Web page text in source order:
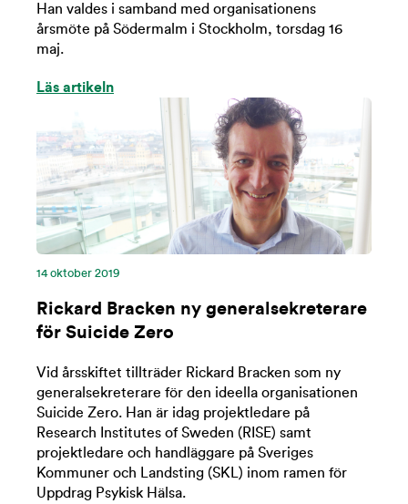
Han valdes i samband med organisationens
årsmöte på Södermalm i Stockholm, torsdag 16
maj.
Läs artikeln
14 oktober 2019
Rickard Bracken ny generalsekreterare
för Suicide Zero
Vid årsskiftet tillträder Rickard Bracken som ny
generalsekreterare för den ideella organisationen
Suicide Zero. Han är idag projektledare på
Research Institutes of Sweden (RISE) samt
projektledare och handläggare på Sveriges
Kommuner och Landsting (SKL) inom ramen för
Uppdrag Psykisk Hälsa.